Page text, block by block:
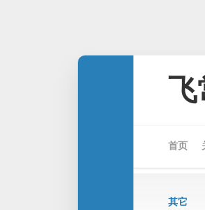
飞
首页
其它